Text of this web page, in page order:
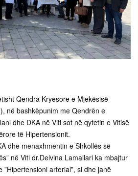
Qendra Kryesore e Mjekësisë
në bashkëpunim me Qendrën e
dhe DKA në Viti sot në qytetin e Vitisë
të Hipertensionit.
dhe menaxhmentin e Shkollës së
në Viti dr.Delvina Lamallari ka mbajtur
arterial”, si dhe janë